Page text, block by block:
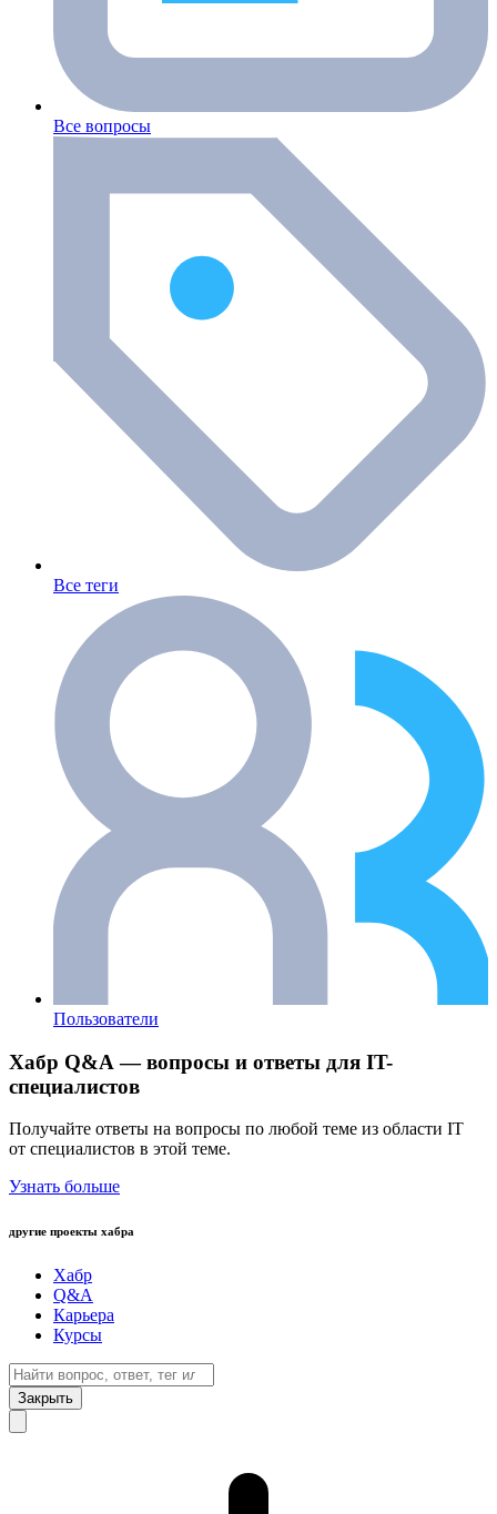
Все вопросы
Все теги
Пользователи
Хабр Q&A — вопросы и ответы для IT-
специалистов
Получайте ответы на вопросы по любой теме из области IT
от специалистов в этой теме.
Узнать больше
другие проекты хабра
Хабр
Q&A
Карьера
Курсы
Закрыть